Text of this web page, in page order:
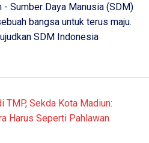
Sumber Daya Manusia (SDM)
bangsa untuk terus maju.
SDM Indonesia